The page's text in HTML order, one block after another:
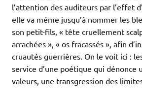
l’attention des auditeurs par l’effet
elle va même jusqu’à nommer les
son petit-fils, « tête cruellement
arrachées », « os fracassés », afin
cruautés guerrières. On le voit ici :
service d’une poétique qui dénonce
valeurs, une transgression des